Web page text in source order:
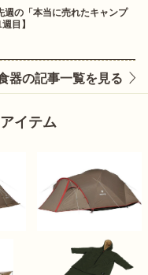
週の「本当に売れたキャンプ
目】
器の記事一覧を見る
イテム